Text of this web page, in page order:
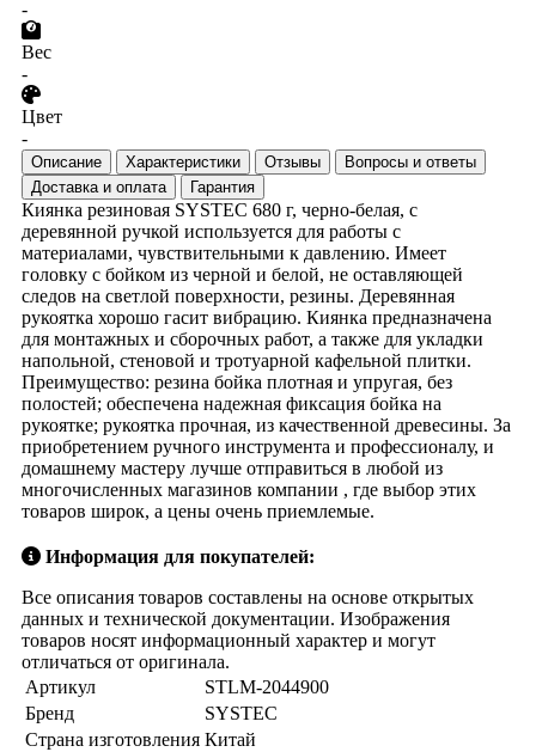
-
Вес
-
Цвет
-
Описание Характеристики Отзывы
Вопросы и ответы
Доставка и оплата
Гарантия
Киянка резиновая SYSTEC 680 г, черно-белая, с
деревянной ручкой используется для работы с
материалами, чувствительными к давлению. Имеет
головку с бойком из черной и белой, не оставляющей
следов на светлой поверхности, резины. Деревянная
рукоятка хорошо гасит вибрацию. Киянка предназначена
для монтажных и сборочных работ, а также для укладки
напольной, стеновой и тротуарной кафельной плитки.
Преимущество: резина бойка плотная и упругая, без
полостей; обеспечена надежная фиксация бойка на
рукоятке; рукоятка прочная, из качественной древесины. За
приобретением ручного инструмента и профессионалу, и
домашнему мастеру лучше отправиться в любой из
многочисленных магазинов компании , где выбор этих
товаров широк, а цены очень приемлемые.
Информация для покупателей:
Все описания товаров составлены на основе открытых
данных и технической документации. Изображения
товаров носят информационный характер и могут
отличаться от оригинала.
Артикул
STLM-2044900
Бренд
SYSTEC
Страна изготовления Китай